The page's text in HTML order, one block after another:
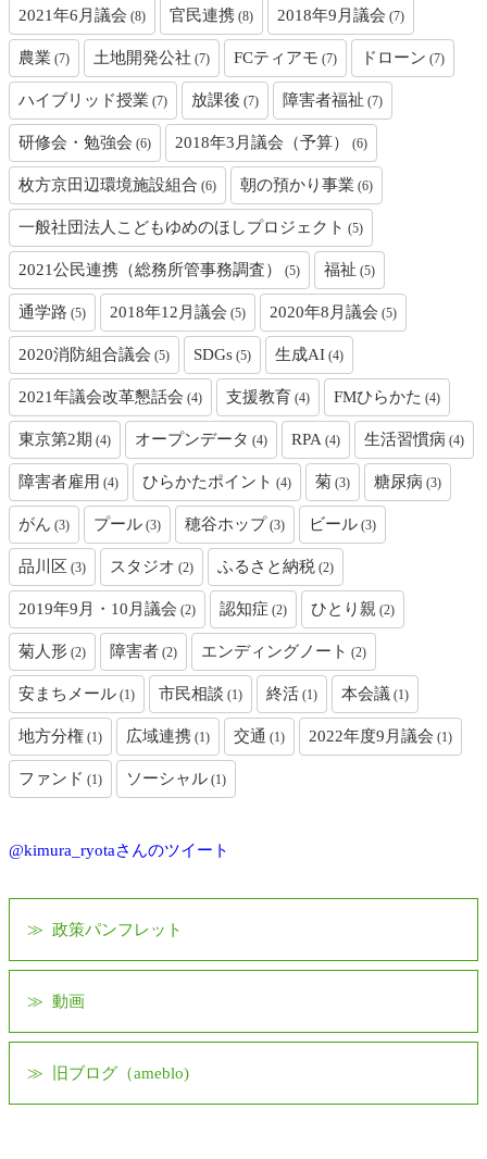
2021年6月議会 (8) 官民連携 (8) 2018年9月議会 (7)
農業 (7) 土地開発公社 (7) FCティアモ (7) ドローン (7)
ハイブリッド授業 (7) 放課後 (7) 障害者福祉 (7)
研修会・勉強会 (6) 2018年3月議会（予算） (6)
枚方京田辺環境施設組合 (6) 朝の預かり事業 (6)
一般社団法人こどもゆめのほしプロジェクト (5)
2021公民連携（総務所管事務調査） (5) 福祉 (5)
通学路 (5) 2018年12月議会 (5) 2020年8月議会 (5)
2020消防組合議会 (5) SDGs (5) 生成AI (4)
2021年議会改革懇話会 (4) 支援教育 (4) FMひらかた (4)
東京第2期 (4) オープンデータ (4) RPA (4) 生活習慣病 (4)
障害者雇用 (4) ひらかたポイント (4) 菊 (3) 糖尿病 (3)
がん (3) プール (3) 穂谷ホップ (3) ビール (3)
品川区 (3) スタジオ (2) ふるさと納税 (2)
2019年9月・10月議会 (2) 認知症 (2) ひとり親 (2)
菊人形 (2) 障害者 (2) エンディングノート (2)
安まちメール (1) 市民相談 (1) 終活 (1) 本会議 (1)
地方分権 (1) 広域連携 (1) 交通 (1) 2022年度9月議会 (1)
ファンド (1) ソーシャル (1)
@kimura_ryotaさんのツイート
政策パンフレット
動画
旧ブログ（ameblo)